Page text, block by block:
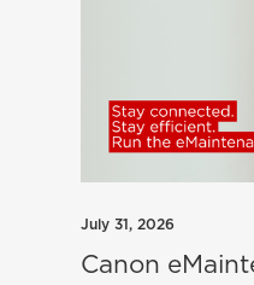
July 31, 2026
Canon